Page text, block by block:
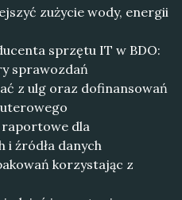
zużycie wody, energii
sprzętu IT w BDO:
sprawozdań
z ulg oraz dofinansowań
raportowe dla
i źródła danych
korzystając z